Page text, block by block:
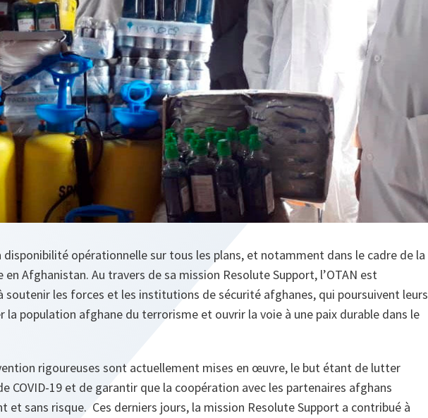
disponibilité opérationnelle sur tous les plans, et notamment dans le cadre de la
en Afghanistan. Au travers de sa mission Resolute Support, l’OTAN est
soutenir les forces et les institutions de sécurité afghanes, qui poursuivent leurs
population afghane du terrorisme et ouvrir la voie à une paix durable dans le
rigoureuses sont actuellement mises en œuvre, le but étant de lutter
COVID-19 et de garantir que la coopération avec les partenaires afghans
et sans risque. Ces derniers jours, la mission Resolute Support a contribué à